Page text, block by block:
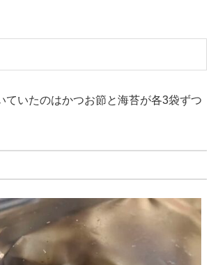
ていたのはかつお節と海苔が各3袋ずつ